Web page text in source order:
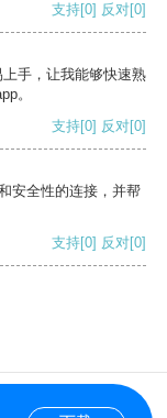
支持[0] 反对[0]
手，让我能够快速熟
。
支持[0] 反对[0]
安全性的连接，并帮
支持[0] 反对[0]